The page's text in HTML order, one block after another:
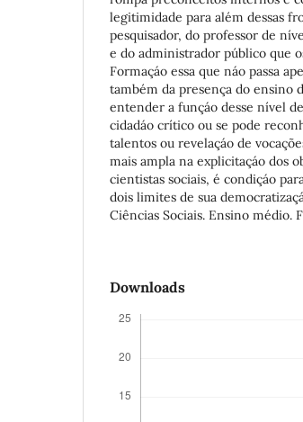
legitimidade para além dessas
pesquisador, do professor de
e do administrador público que
Formaçáo essa que náo passa
também da presença do ensino
entender a funçáo desse nível
cidadáo crítico ou se pode
talentos ou revelaçáo de
mais ampla na explicitaçáo dos
cientistas sociais, é condiçáo
dois limites de sua
Ciências Sociais. Ensino médio.
Downloads